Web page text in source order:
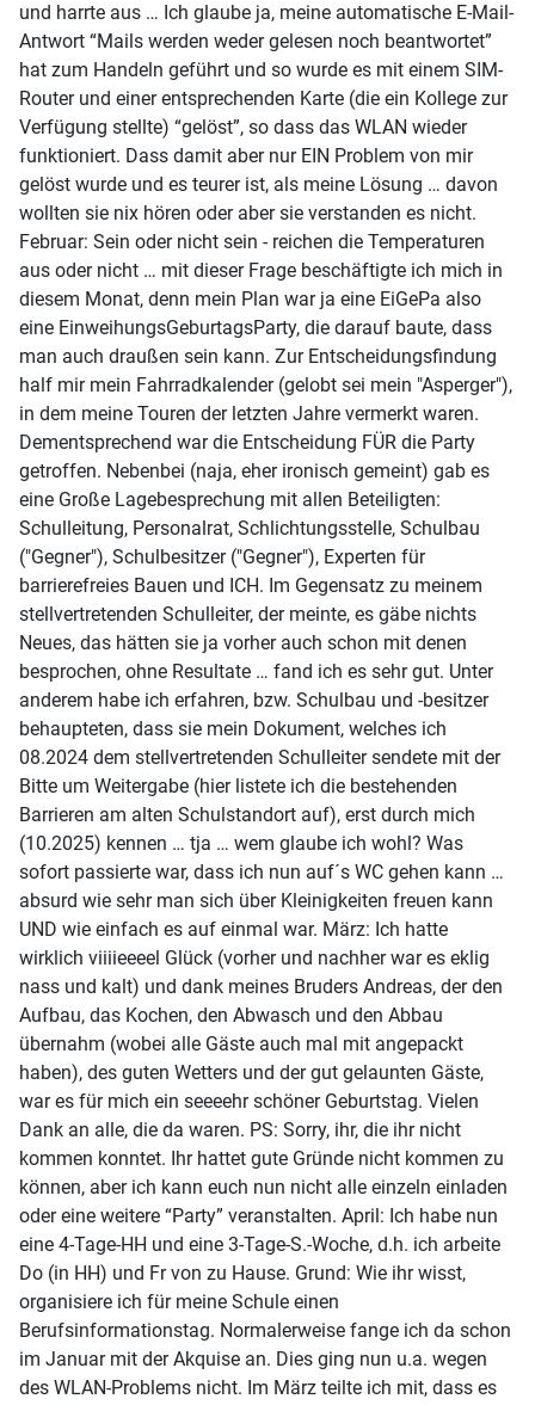
und harrte aus … Ich glaube ja, meine automatische E-Mail-
Antwort “Mails werden weder gelesen noch beantwortet”
hat zum Handeln geführt und so wurde es mit einem SIM-
Router und einer entsprechenden Karte (die ein Kollege zur
Verfügung stellte) “gelöst”, so dass das WLAN wieder
funktioniert. Dass damit aber nur EIN Problem von mir
gelöst wurde und es teurer ist, als meine Lösung … davon
wollten sie nix hören oder aber sie verstanden es nicht.
Februar: Sein oder nicht sein - reichen die Temperaturen
aus oder nicht … mit dieser Frage beschäftigte ich mich in
diesem Monat, denn mein Plan war ja eine EiGePa also
eine EinweihungsGeburtagsParty, die darauf baute, dass
man auch draußen sein kann. Zur Entscheidungsfindung
half mir mein Fahrradkalender (gelobt sei mein "Asperger"),
in dem meine Touren der letzten Jahre vermerkt waren.
Dementsprechend war die Entscheidung FÜR die Party
getroffen. Nebenbei (naja, eher ironisch gemeint) gab es
eine Große Lagebesprechung mit allen Beteiligten:
Schulleitung, Personalrat, Schlichtungsstelle, Schulbau
("Gegner"), Schulbesitzer ("Gegner"), Experten für
barrierefreies Bauen und ICH. Im Gegensatz zu meinem
stellvertretenden Schulleiter, der meinte, es gäbe nichts
Neues, das hätten sie ja vorher auch schon mit denen
besprochen, ohne Resultate … fand ich es sehr gut. Unter
anderem habe ich erfahren, bzw. Schulbau und -besitzer
behaupteten, dass sie mein Dokument, welches ich
08.2024 dem stellvertretenden Schulleiter sendete mit der
Bitte um Weitergabe (hier listete ich die bestehenden
Barrieren am alten Schulstandort auf), erst durch mich
(10.2025) kennen … tja … wem glaube ich wohl? Was
sofort passierte war, dass ich nun auf´s WC gehen kann …
absurd wie sehr man sich über Kleinigkeiten freuen kann
UND wie einfach es auf einmal war. März: Ich hatte
wirklich viiiieeeel Glück (vorher und nachher war es eklig
nass und kalt) und dank meines Bruders Andreas, der den
Aufbau, das Kochen, den Abwasch und den Abbau
übernahm (wobei alle Gäste auch mal mit angepackt
haben), des guten Wetters und der gut gelaunten Gäste,
war es für mich ein seeeehr schöner Geburtstag. Vielen
Dank an alle, die da waren. PS: Sorry, ihr, die ihr nicht
kommen konntet. Ihr hattet gute Gründe nicht kommen zu
können, aber ich kann euch nun nicht alle einzeln einladen
oder eine weitere “Party” veranstalten. April: Ich habe nun
eine 4-Tage-HH und eine 3-Tage-S.-Woche, d.h. ich arbeite
Do (in HH) und Fr von zu Hause. Grund: Wie ihr wisst,
organisiere ich für meine Schule einen
Berufsinformationstag. Normalerweise fange ich da schon
im Januar mit der Akquise an. Dies ging nun u.a. wegen
des WLAN-Problems nicht. Im März teilte ich mit, dass es